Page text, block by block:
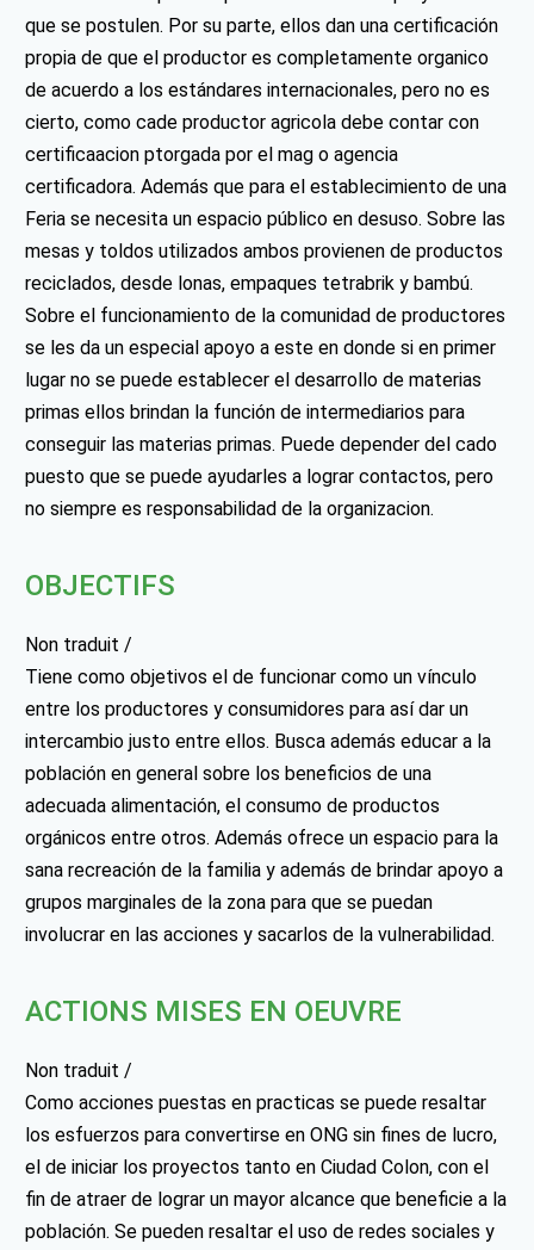
que se postulen. Por su parte, ellos dan una certificación
propia de que el productor es completamente organico
de acuerdo a los estándares internacionales, pero no es
cierto, como cade productor agricola debe contar con
certificaacion ptorgada por el mag o agencia
certificadora. Además que para el establecimiento de una
Feria se necesita un espacio público en desuso. Sobre las
mesas y toldos utilizados ambos provienen de productos
reciclados, desde lonas, empaques tetrabrik y bambú.
Sobre el funcionamiento de la comunidad de productores
se les da un especial apoyo a este en donde si en primer
lugar no se puede establecer el desarrollo de materias
primas ellos brindan la función de intermediarios para
conseguir las materias primas. Puede depender del cado
puesto que se puede ayudarles a lograr contactos, pero
no siempre es responsabilidad de la organizacion.
OBJECTIFS
Non traduit /
Tiene como objetivos el de funcionar como un vínculo
entre los productores y consumidores para así dar un
intercambio justo entre ellos. Busca además educar a la
población en general sobre los beneficios de una
adecuada alimentación, el consumo de productos
orgánicos entre otros. Además ofrece un espacio para la
sana recreación de la familia y además de brindar apoyo a
grupos marginales de la zona para que se puedan
involucrar en las acciones y sacarlos de la vulnerabilidad.
ACTIONS MISES EN OEUVRE
Non traduit /
Como acciones puestas en practicas se puede resaltar
los esfuerzos para convertirse en ONG sin fines de lucro,
el de iniciar los proyectos tanto en Ciudad Colon, con el
fin de atraer de lograr un mayor alcance que beneficie a la
población. Se pueden resaltar el uso de redes sociales y